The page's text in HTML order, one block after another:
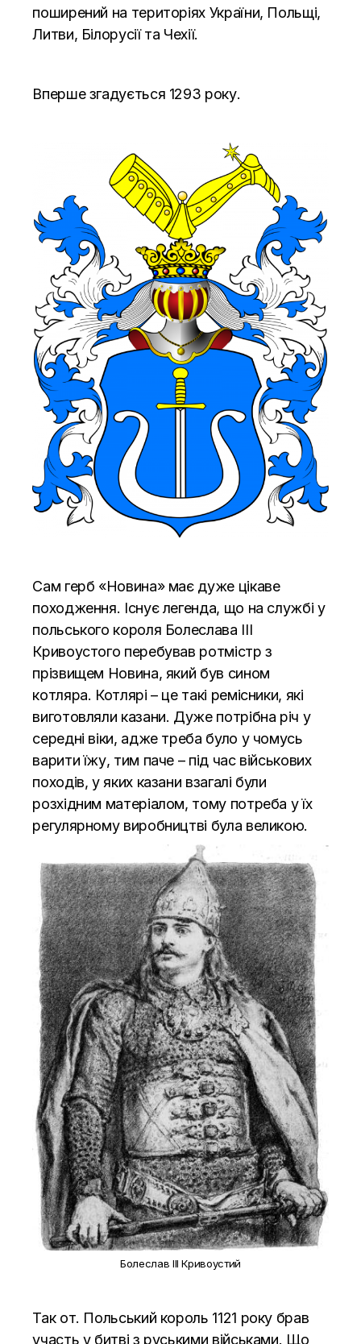
поширений на територіях України, Польщі,
Литви, Білорусії та Чехії.
Вперше згадується 1293 року.
Сам герб «Новина» має дуже цікаве
походження. Існує легенда, що на службі у
польського короля Болеслава III
Кривоустого перебував ротмістр з
прізвищем Новина, який був сином
котляра. Котлярі – це такі ремісники, які
виготовляли казани. Дуже потрібна річ у
середні віки, адже треба було у чомусь
варити їжу, тим паче – під час військових
походів, у яких казани взагалі були
розхідним матеріалом, тому потреба у їх
регулярному виробництві була великою.
Болеслав ІІІ Кривоустий
Так от. Польський король 1121 року брав
участь у битві з руськими військами. Що